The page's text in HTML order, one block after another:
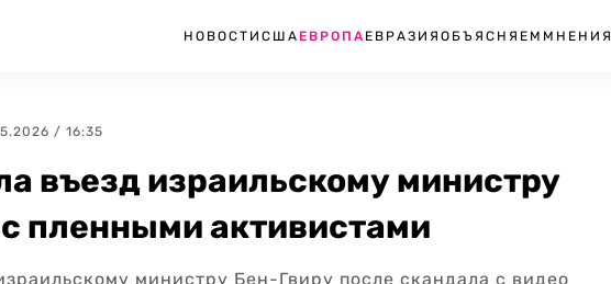
НОВОСТИ США ЕВРОПА ЕВРАЗИЯ ОБЪЯСНЯЕМ МНЕНИЯ
/ 16:35
въезд израильскому министру
пленными активистами
министру Бен-Гвиру после скандала с видео